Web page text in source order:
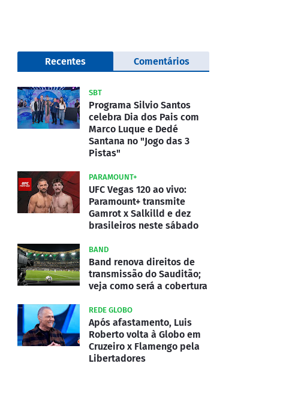
Recentes Comentários
SBT
Programa Silvio Santos
celebra Dia dos Pais com
Marco Luque e Dedé
Santana no "Jogo das 3
Pistas"
PARAMOUNT+
UFC Vegas 120 ao vivo:
Paramount+ transmite
Gamrot x Salkilld e dez
brasileiros neste sábado
BAND
Band renova direitos de
transmissão do Sauditão;
veja como será a cobertura
REDE GLOBO
Após afastamento, Luis
Roberto volta à Globo em
Cruzeiro x Flamengo pela
Libertadores